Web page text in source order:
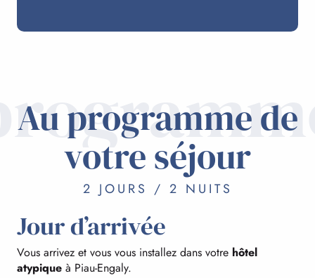
Au programme de
votre séjour
2 JOURS / 2 NUITS
Jour d’arrivée
Vous arrivez et vous vous installez dans votre hôtel
atypique à Piau-Engaly.